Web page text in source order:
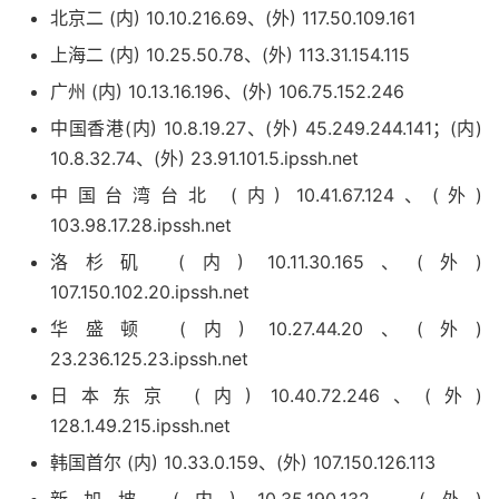
北京二 (内) 10.10.216.69、(外) 117.50.109.161
上海二 (内) 10.25.50.78、(外) 113.31.154.115
广州 (内) 10.13.16.196、(外) 106.75.152.246
中国香港(内) 10.8.19.27、(外) 45.249.244.141；(内)
10.8.32.74、(外) 23.91.101.5.ipssh.net
中国台湾台北 (内) 10.41.67.124、(外)
103.98.17.28.ipssh.net
洛杉矶 (内) 10.11.30.165、(外)
107.150.102.20.ipssh.net
华盛顿 (内) 10.27.44.20、(外)
23.236.125.23.ipssh.net
日本东京 (内) 10.40.72.246、(外)
128.1.49.215.ipssh.net
韩国首尔 (内) 10.33.0.159、(外) 107.150.126.113